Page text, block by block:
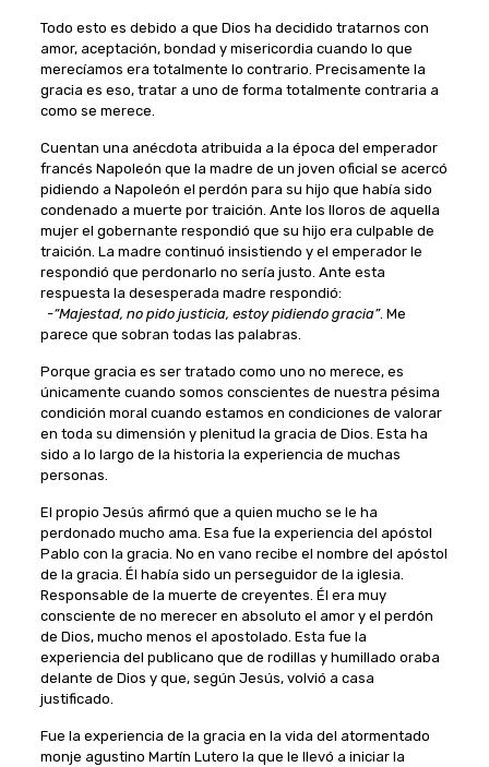
Todo esto es debido a que Dios ha decidido tratarnos con
amor, aceptación, bondad y misericordia cuando lo que
merecíamos era totalmente lo contrario. Precisamente la
gracia es eso, tratar a uno de forma totalmente contraria a
como se merece.
Cuentan una anécdota atribuida a la época del emperador
francés Napoleón que la madre de un joven oficial se acercó
pidiendo a Napoleón el perdón para su hijo que había sido
condenado a muerte por traición. Ante los lloros de aquella
mujer el gobernante respondió que su hijo era culpable de
traición. La madre continuó insistiendo y el emperador le
respondió que perdonarlo no sería justo. Ante esta
respuesta la desesperada madre respondió:
-“Majestad, no pido justicia, estoy pidiendo gracia”. Me
parece que sobran todas las palabras.
Porque gracia es ser tratado como uno no merece, es
únicamente cuando somos conscientes de nuestra pésima
condición moral cuando estamos en condiciones de valorar
en toda su dimensión y plenitud la gracia de Dios. Esta ha
sido a lo largo de la historia la experiencia de muchas
personas.
El propio Jesús afirmó que a quien mucho se le ha
perdonado mucho ama. Esa fue la experiencia del apóstol
Pablo con la gracia. No en vano recibe el nombre del apóstol
de la gracia. Él había sido un perseguidor de la iglesia.
Responsable de la muerte de creyentes. Él era muy
consciente de no merecer en absoluto el amor y el perdón
de Dios, mucho menos el apostolado. Esta fue la
experiencia del publicano que de rodillas y humillado oraba
delante de Dios y que, según Jesús, volvió a casa
justificado.
Fue la experiencia de la gracia en la vida del atormentado
monje agustino Martín Lutero la que le llevó a iniciar la